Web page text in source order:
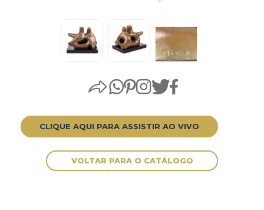
CLIQUE AQUI PARA ASSISTIR AO VIVO